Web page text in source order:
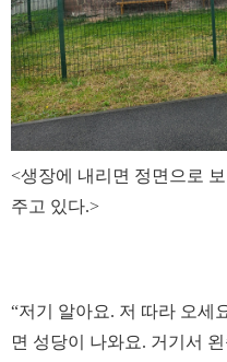
<생장에 내리면 정면으로
주고 있다.>
“저기 알아요. 저 따라 오세
면 성당이 나와요. 거기서